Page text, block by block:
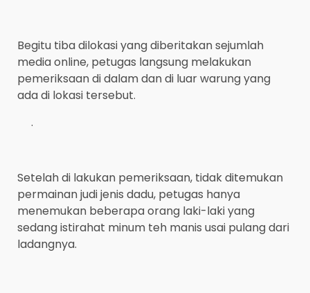
Begitu tiba dilokasi yang diberitakan sejumlah
media online, petugas langsung melakukan
pemeriksaan di dalam dan di luar warung yang
ada di lokasi tersebut.
.
Setelah di lakukan pemeriksaan, tidak ditemukan
permainan judi jenis dadu, petugas hanya
menemukan beberapa orang laki-laki yang
sedang istirahat minum teh manis usai pulang dari
ladangnya.